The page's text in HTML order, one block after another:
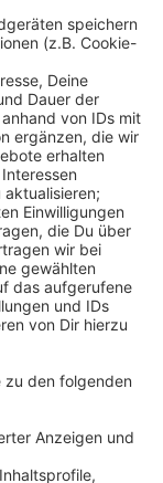
kostenlosen
- wir